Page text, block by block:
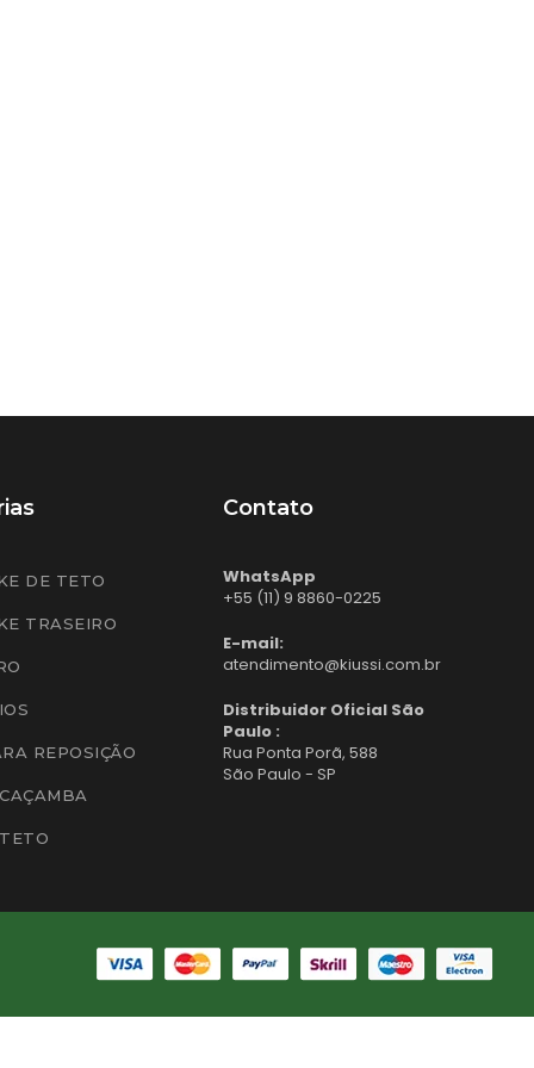
DE TETO
TRASEIRO
REPOSIÇÃO
Contato
WhatsApp
+55 (11) 9 8860-0225
E-mail:
atendimento@kiussi.com.br
Distribuidor Oficial São
Paulo :
Rua Ponta Porã, 588
São Paulo - SP